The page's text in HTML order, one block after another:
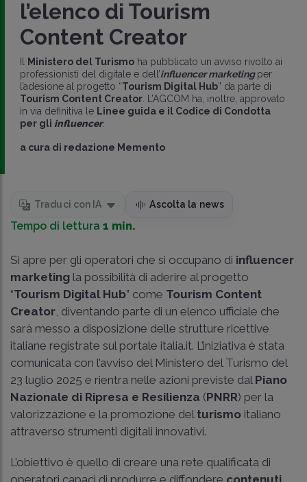
l’elenco di Tourism
Content Creator
Il Ministero del Turismoha pubblicato un avviso rivolto ai
professionisti del digitale e dell’influencer marketingper
l’adesione al progetto “Tourism Digital Hub” da parte di
Tourism Content Creator. L’AGCOM ha, inoltre, approvato
in via definitiva le Linee guida e il Codice di Condotta
per gli influencer.
a cura di redazione Memento
Traduci con IA Ascolta la news
Tempo di lettura 1 min.
Si apre per gli operatori che si occupano di influencer
marketing la possibilità di aderire al progetto
“Tourism Digital Hub” come Tourism Content
Creator, diventando parte di un elenco ufficiale che
sarà messo a disposizione delle strutture ricettive
italiane registrate sul portale italia.it. L’iniziativa è stata
comunicata con l’avviso del Ministero del Turismo del
23 luglio 2025 e rientra nelle azioni previste dal Piano
Nazionale di Ripresa e Resilienza (PNRR) per la
valorizzazione e la promozione del turismo italiano
attraverso strumenti digitali innovativi.
L’obiettivo è quello di creare una rete qualificata di